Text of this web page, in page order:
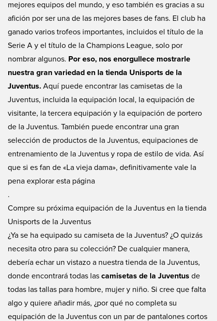
equipaciones, ropa de entrenamiento e incluso llaveros. Excelentes precios
y entrega rápida con Unisport.
mejores equipos del mundo, y eso también es gracias a su
afición por ser una de las mejores bases de fans. El club ha
ganado varios trofeos importantes, incluidos el título de la
Serie A y el título de la Champions League, solo por
nombrar algunos. Por eso, nos enorgullece mostrarle
nuestra gran variedad en la tienda Unisports de la
Juventus. Aquí puede encontrar las camisetas de la
Juventus, incluida la equipación local, la equipación de
visitante, la tercera equipación y la equipación de portero
de la Juventus. También puede encontrar una gran
selección de productos de la Juventus, equipaciones de
entrenamiento de la Juventus y ropa de estilo de vida. Así
que si es fan de «La vieja dama», definitivamente vale la
pena explorar esta página
.
Compre su próxima equipación de la Juventus en la tienda
Unisports de la Juventus
¿Ya se ha equipado su camiseta de la Juventus? ¿O quizás
necesita otro para su colección? De cualquier manera,
debería echar un vistazo a nuestra tienda de la Juventus,
donde encontrará todas las camisetas de la Juventus de
todas las tallas para hombre, mujer y niño. Si cree que falta
algo y quiere añadir más, ¿por qué no completa su
equipación de la Juventus con un par de pantalones cortos